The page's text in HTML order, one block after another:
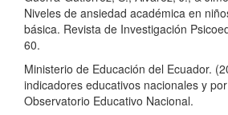
Niveles de ansiedad académica en
básica. Revista de Investigación
60.
Ministerio de Educación del Ecuador.
indicadores educativos nacionales y
Observatorio Educativo Nacional.